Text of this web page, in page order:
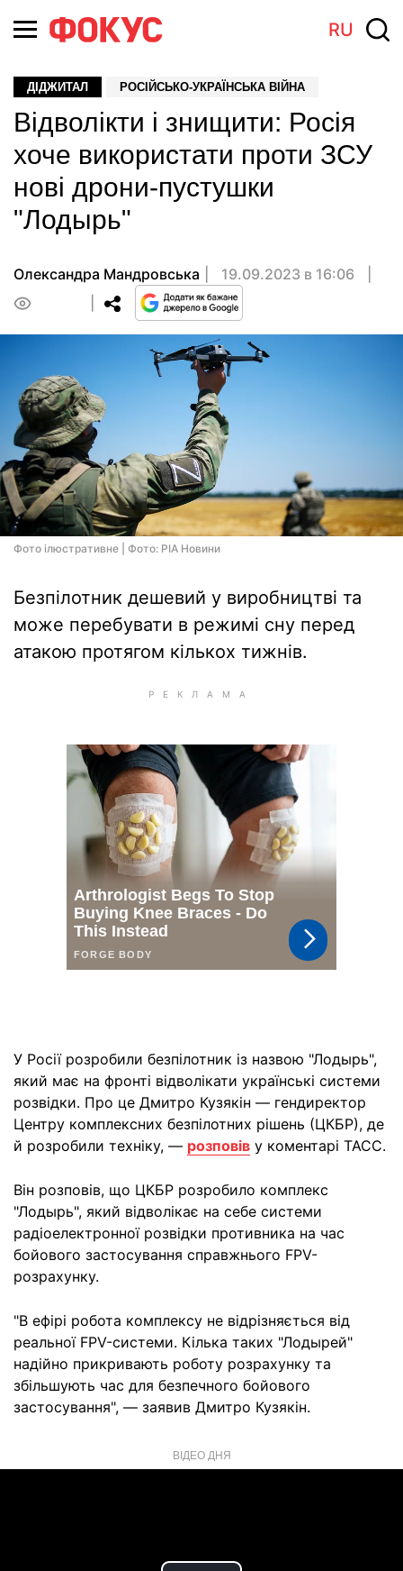
RU
ДІДЖИТАЛ РОСІЙСЬКО-УКРАЇНСЬКА ВІЙНА
Відволікти і знищити: Росія
хоче використати проти ЗСУ
нові дрони-пустушки
"Лодырь"
Олександра Мандровська
19.09.2023 в 16:06
Фото ілюстративне | Фото: РІА Новини
Безпілотник дешевий у виробництві та
може перебувати в режимі сну перед
атакою протягом кількох тижнів.
У Росії розробили безпілотник із назвою "Лодырь",
який має на фронті відволікати українські системи
розвідки. Про це Дмитро Кузякін — гендиректор
Центру комплексних безпілотних рішень (ЦКБР), де
й розробили техніку, — розповів у коментарі ТАСС.
Він розповів, що ЦКБР розробило комплекс
"Лодырь", який відволікає на себе системи
радіоелектронної розвідки противника на час
бойового застосування справжнього FPV-
розрахунку.
"В ефірі робота комплексу не відрізняється від
реальної FPV-системи. Кілька таких "Лодырей"
надійно прикривають роботу розрахунку та
збільшують час для безпечного бойового
застосування", — заявив Дмитро Кузякін.
ВІДЕО ДНЯ